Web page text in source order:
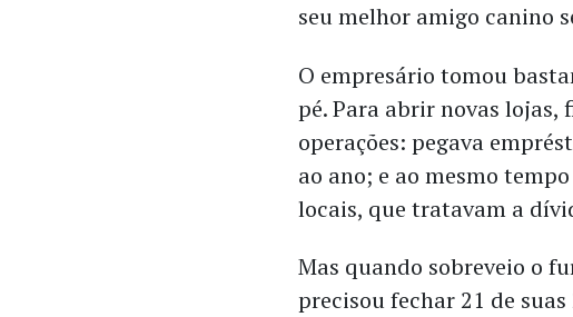
seu melhor amigo canino
O empresário tomou
pé. Para abrir novas lojas,
operações: pegava
ao ano; e ao mesmo
locais, que tratavam a
Mas quando sobreveio o
precisou fechar 21 de